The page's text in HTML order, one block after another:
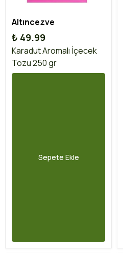
Altıncezve
₺ 49.99
Karadut Aromalı İçecek
Tozu 250 gr
Sepete Ekle